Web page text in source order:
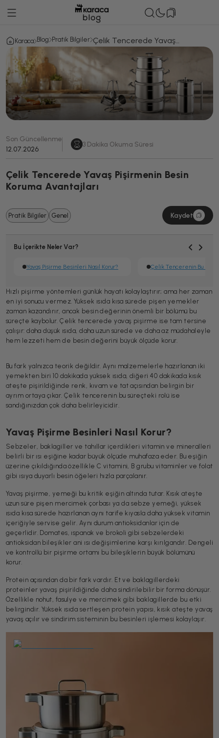
Karaca Blog Pratik Bilgiler Çelik Tencerede Yavaş
Pişirmenin Besin Koruma
Avantajları
Son Güncellenme
12.07.2026
3 Dakika Okuma Süresi
Çelik Tencerede Yavaş Pişirmenin Besin
Koruma Avantajları
Pratik Bilgiler Genel Kaydet
Bu İçerikte Neler Var?
Yavaş Pişirme Besinleri Nasıl Korur? Çelik Tencerenin Bu
Hızlı pişirme yöntemleri günlük hayatı kolaylaştırır; ama her zaman
en iyi sonucu vermez. Yüksek ısıda kısa sürede pişen yemekler
zaman kazandırır, ancak besin değerinin önemli bir bölümü bu
süreçte kaybolur. Çelik tencerede yavaş pişirme ise tam tersine
çalışır: daha düşük ısıda, daha uzun sürede ve daha az müdahaleyle
hem lezzeti hem de besin değerini büyük ölçüde korur.
Bu fark yalnızca teorik değildir. Aynı malzemelerle hazırlanan iki
yemekten biri 10 dakikada yüksek ısıda, diğeri 40 dakikada kısık
ateşte pişirildiğinde renk, kıvam ve tat açısından belirgin bir
ayrım ortaya çıkar. Çelik tencerenin bu süreçteki rolü ise
sandığınızdan çok daha belirleyicidir.
Yavaş Pişirme Besinleri Nasıl Korur?
Sebzeler, baklagiller ve tahıllar içerdikleri vitamin ve mineralleri
belirli bir ısı eşiğine kadar büyük ölçüde muhafaza eder. Bu eşiğin
üzerine çıkıldığında özellikle C vitamini, B grubu vitaminler ve folat
gibi ısıya duyarlı besin öğeleri hızla parçalanır.
Yavaş pişirme, yemeği bu kritik eşiğin altında tutar. Kısık ateşte
uzun süre pişen mercimek çorbası ya da sebze yemeği, yüksek
ısıda kısa sürede hazırlanan aynı tarife kıyasla daha yüksek vitamin
içeriğiyle servise gelir. Aynı durum antioksidanlar için de
geçerlidir. Domates, ıspanak ve brokoli gibi sebzelerdeki
antioksidan bileşikler ani ısı değişimlerine karşı kırılgandır. Dengeli
ve kontrollü bir pişirme ortamı bu bileşiklerin büyük bölümünü
korur.
Protein açısından da bir fark vardır. Et ve baklagillerdeki
proteinler yavaş pişirildiğinde daha sindirilebilir bir forma dönüşür.
Özellikle nohut, fasulye ve mercimek gibi baklagillerde bu etki
belirgindir. Yüksek ısıda sertleşen protein yapısı, kısık ateşte yavaş
yavaş açılır ve sindirim sisteminin bu besinleri işlemesi kolaylaşır.